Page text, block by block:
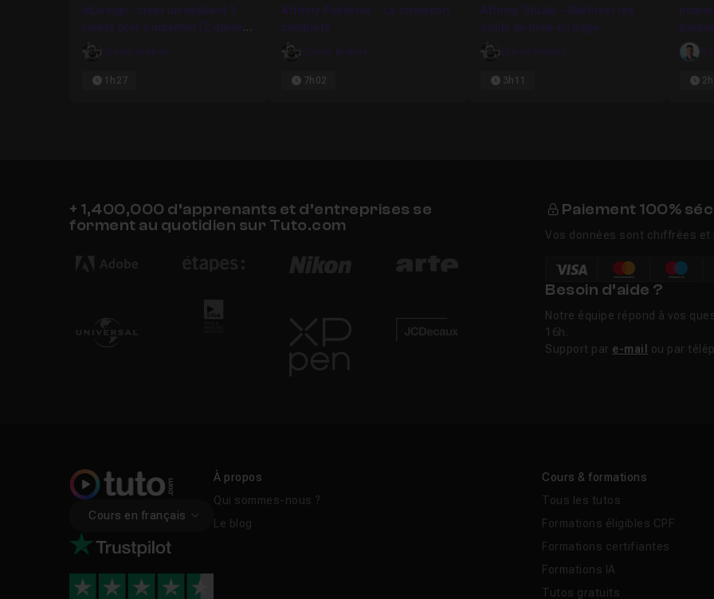
InDesign : créer un dépliant 3
volets prêt à imprimer (2 ateliers
complets)
Olivier Krakus
1h27
Affinity Publisher - La formation
complète
Olivier Krakus
7h02
Affinity Studio – Maîtriser les
outils de mise en page
Olivier Krakus
3h11
+ 1,400,000 d’apprenants et d’entreprises se
forment au quotidien sur Tuto.com
Paiement 100%
Vos données sont chiffrées
Besoin d’aide ?
Notre équipe répond à vos
16h.
Support par e-mail ou par
Cours en français
À propos
Qui sommes-nous ?
Le blog
Cours & formations
Tous les tutos
Formations éligibles CPF
Formations certifiantes
Formations IA
Tutos gratuits